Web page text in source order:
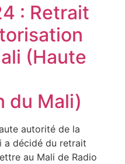
: Retrait
(Haute
du Mali)
autorité de la
a décidé du retrait
au Mali de Radio